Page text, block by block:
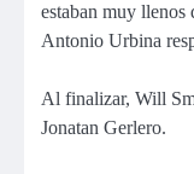
estaban muy llenos
Antonio Urbina
Al finalizar, Will
Jonatan Gerlero.